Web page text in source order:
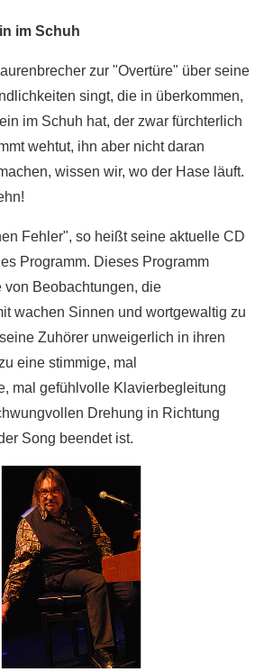
im Schuh
zur "Overtüre" über seine
singt, die in überkommen,
im Schuh hat, der zwar fürchterlich
wehtut, ihn aber nicht daran
wissen wir, wo der Hase läuft.
Fehler", so heißt seine aktuelle CD
Programm. Dieses Programm
von Beobachtungen, die
wachen Sinnen und wortgewaltig zu
Zuhörer unweigerlich in ihren
eine stimmige, mal
mal gefühlvolle Klavierbegleitung
Drehung in Richtung
Song beendet ist.